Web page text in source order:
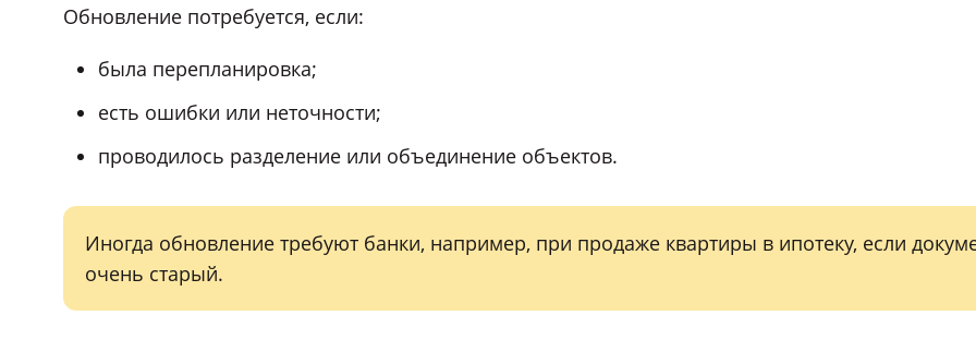
Обновление потребуется, если:
была перепланировка;
есть ошибки или неточности;
проводилось разделение или объединение объектов.
Иногда обновление требуют банки, например, при продаже квартиры в ипотеку, если
очень старый.